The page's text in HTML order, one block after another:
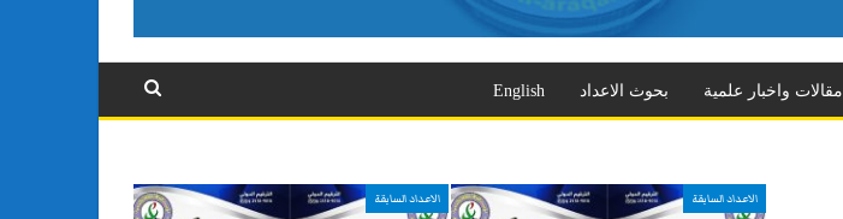
مقالات واخبار علمية بحوث الاعداد English
الاعداد السابقة الاعداد السابقة